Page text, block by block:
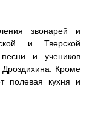
звонарей и
и Тверской
песни и учеников
Кроме
полевая кухня и